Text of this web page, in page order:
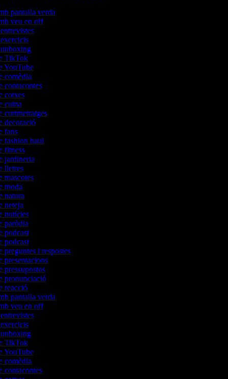
pantalla verda
veu en off
TikTok
YouTube
comèdia
contacontes
cotxes
cuina
curtmetratges
decoració
fans
fashion haul
fitness
jardineria
lletres
mascotes
moda
natura
neteja
notícies
paròdia
podcast
podcast
preguntes i respostes
presentacions
pressupostos
pronunciació
reacció
pantalla verda
veu en off
TikTok
YouTube
comèdia
contacontes